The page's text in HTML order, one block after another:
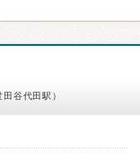
谷代田駅）